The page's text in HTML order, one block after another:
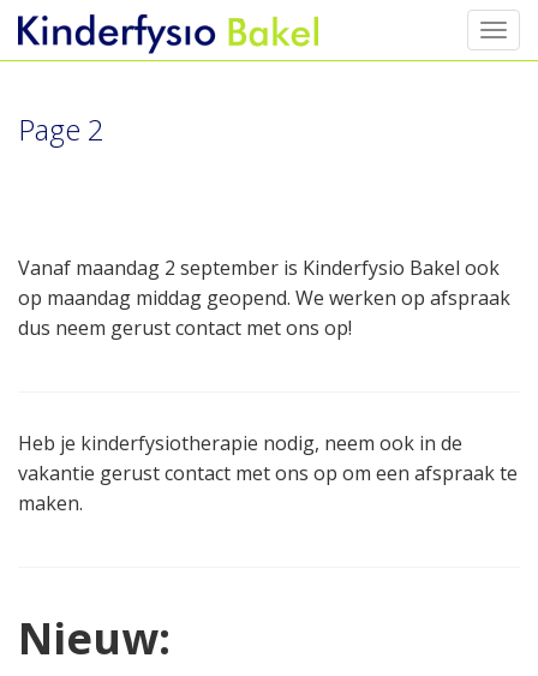
content
Page 2
Vanaf maandag 2 september is Kinderfysio Bakel ook
op maandag middag geopend. We werken op afspraak
dus neem gerust contact met ons op!
Heb je kinderfysiotherapie nodig, neem ook in de
vakantie gerust contact met ons op om een afspraak te
maken.
Nieuw: